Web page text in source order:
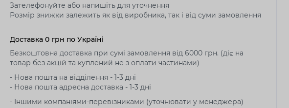
Зателефонуйте або напишіть для уточнення
Розмір знижки залежить як від виробника, так і від суми замовлення
Доставка 0 грн по Україні
Безкоштовна доставка при сумі замовлення від 6000 грн. (діє на
товар без акцій та куплений не з оплати частинами)
- Нова пошта на відділення - 1-3 дні
- Нова пошта адресна доставка - 1-3 дні
- Іншими компаніями-перевізниками (уточнювати у менеджера)